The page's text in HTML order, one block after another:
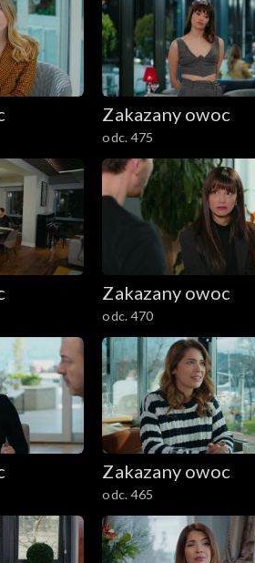
Zakazany owoc
odc. 475
Zakazany owoc
odc. 470
Zakazany owoc
odc. 465